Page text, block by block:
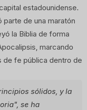
estadounidense.
parte de una maratón
la Biblia de forma
marcando
de fe pública dentro de
sólidos, y la
, se ha